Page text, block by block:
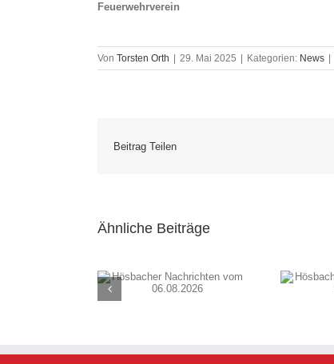
Feuerwehrverein
Von Torsten Orth 29. Mai 2025 Kategorien: News
Beitrag Teilen
Ähnliche Beiträge
Hösbacher Nachrichten